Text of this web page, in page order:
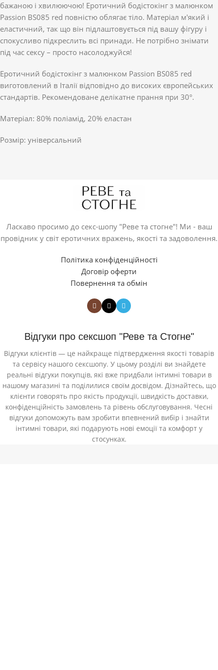
бажаною і хвилюючою! Еротичний бодістокінг з малюнком
Passion BS085 red повністю облягає тіло. Матеріал м'який і
еластичний, так що він підлаштовується під вашу фігуру і
спокусливо підкреслить всі принади. Не потрібно знімати
під час сексу – просто насолоджуйся!
Еротичний бодістокінг з малюнком Passion BS085 red
виготовлений в Італії відповідно до високих європейських
стандартів. Рекомендоване делікатне прання при 30°.
Матеріал: 80% поліамід, 20% еластан
Розмір: універсальний
Ласкаво просимо до секс-шопу "Реве та стогне"! Ми - ваш
провідник у світ еротичних вражень, якості та задоволення.
Політика конфіденційності
Договір оферти
Повернення та обмін
Відгуки про сексшоп "Реве та Стогне"
Відгуки клієнтів — це найкраще підтвердження якості товарів
та сервісу нашого сексшопу. У цьому розділі ви знайдете
реальні відгуки покупців, які вже придбали інтимні товари в
нашому магазині та поділилися своїм досвідом. Дізнайтесь, що
клієнти говорять про якість продукції, швидкість доставки,
конфіденційність замовлень та рівень обслуговування. Чесні
відгуки допоможуть вам зробити впевнений вибір і знайти
інтимні товари, які подарують нові емоції та комфорт у
стосунках.